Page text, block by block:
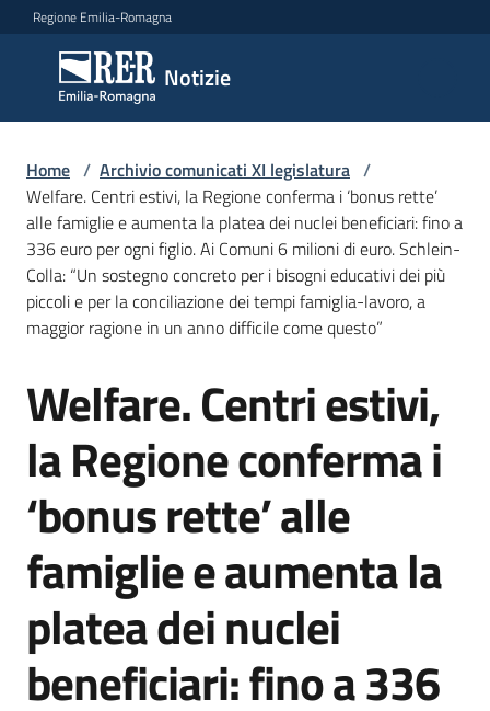
Vai al contenuto
Vai alla navigazione
Vai al footer
Regione Emilia-Romagna
Notizie
Notizie
Comunicati
stampa
Cerca
un
comunicato
Agenzia
di
informazione
e
comunicazione
Home / Archivio comunicati XI legislatura /
Welfare. Centri estivi, la Regione conferma i ‘bonus rette’
alle famiglie e aumenta la platea dei nuclei beneficiari: fino a
336 euro per ogni figlio. Ai Comuni 6 milioni di euro. Schlein-
Colla: “Un sostegno concreto per i bisogni educativi dei più
piccoli e per la conciliazione dei tempi famiglia-lavoro, a
maggior ragione in un anno difficile come questo”
Salta al contenuto
Welfare. Centri estivi,
la Regione conferma i
‘bonus rette’ alle
famiglie e aumenta la
platea dei nuclei
beneficiari: fino a 336